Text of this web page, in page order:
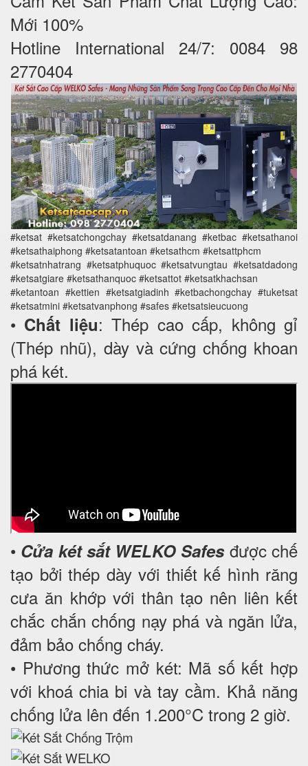
Mới 100%
Hotline International 24/7: 0084 98
2770404
#ketsat #ketsatchongchay #ketsatdanang #ketbac #ketsathanoi
#ketsathaiphong #ketsatantoan #ketsathcm #ketsattphcm
#ketsatnhatrang #ketsatphuquoc #ketsatvungtau #ketsatdadong
#ketsatgiare #ketsathanquoc #ketsattot #ketsatkhachsan
#ketantoan #kettien #ketsatgiadinh #ketbachongchay #tuketsat
#ketsatmini #ketsatvanphong #safes #ketsatsieucuong
• Chất liệu: Thép cao cấp, không gỉ
(Thép nhũ), dày và cứng chống khoan
phá két.
• Cửa két sắt WELKO Safesđược chế
tạo bởi thép dày với thiết kế hình răng
cưa ăn khớp với thân tạo nên liên kết
chắc chắn chống nạy phá và ngăn lửa,
đảm bảo chống cháy.
• Phương thức mở két: Mã số kết hợp
với khoá chia bi và tay cầm. Khả năng
chống lửa lên đến 1.200°C trong 2 giờ.